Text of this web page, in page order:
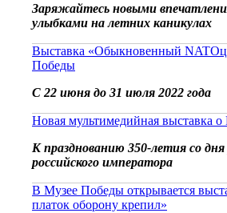
Заряжайтесь новыми
улыбками на летних каникулах
Выставка «Обыкновенный
Победы
С 22 июня до 31 июля 2022 года
Новая мультимедийная выставка
К празднованию 350-летия со
российского императора
В Музее Победы открывается
платок оборону крепил»